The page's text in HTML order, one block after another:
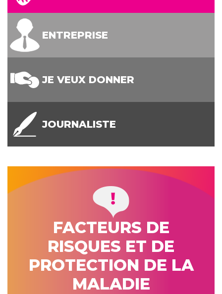
ENTREPRISE
JE VEUX DONNER
JOURNALISTE
FACTEURS DE
RISQUES ET DE
PROTECTION DE LA
MALADIE